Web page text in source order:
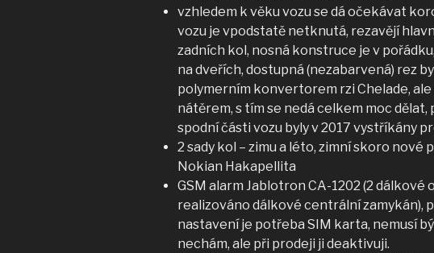
vzhledem k věku vozu se dá očekávat
vozu je vpodstatě netknutá, rezavějí
zadních kol, nosná konstruce je v
na dveřích, dostupná (nezabarvená) rez
polymerním konvertorem rzi Chelade,
nátěrem, s tím se nedá celkem moc
spodní části vozu byly v 2017 vystříkány
2 sady kol – zimu a léto, zimní skoro
Nokian Hakapellita
GSM alarm Jablotron CA-1202 (2 dálkové
realizováno dálkové centrální zamykán),
nastavení je potřeba SIM karta, nemusí
nechám, ale při prodeji ji deaktivuji.